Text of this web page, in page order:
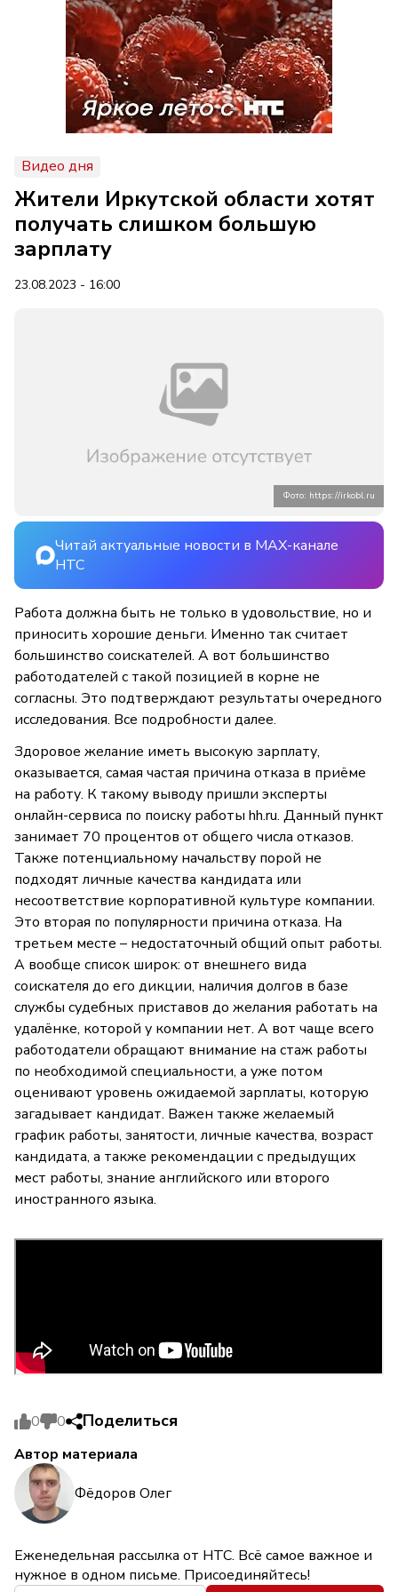
Видео дня
Жители Иркутской области хотят
получать слишком большую
зарплату
23.08.2023 - 16:00
Фото: https://irkobl.ru
Читай актуальные новости в MAX-канале
НТС
Работа должна быть не только в удовольствие, но и
приносить хорошие деньги. Именно так считает
большинство соискателей. А вот большинство
работодателей с такой позицией в корне не
согласны. Это подтверждают результаты очередного
исследования. Все подробности далее.
Здоровое желание иметь высокую зарплату,
оказывается, самая частая причина отказа в приёме
на работу. К такому выводу пришли эксперты
онлайн-сервиса по поиску работы hh.ru. Данный пункт
занимает 70 процентов от общего числа отказов.
Также потенциальному начальству порой не
подходят личные качества кандидата или
несоответствие корпоративной культуре компании.
Это вторая по популярности причина отказа. На
третьем месте – недостаточный общий опыт работы.
А вообще список широк: от внешнего вида
соискателя до его дикции, наличия долгов в базе
службы судебных приставов до желания работать на
удалёнке, которой у компании нет. А вот чаще всего
работодатели обращают внимание на стаж работы
по необходимой специальности, а уже потом
оценивают уровень ожидаемой зарплаты, которую
загадывает кандидат. Важен также желаемый
график работы, занятости, личные качества, возраст
кандидата, а также рекомендации с предыдущих
мест работы, знание английского или второго
иностранного языка.
0 0 Поделиться
Автор материала
Фёдоров Олег
Еженедельная рассылка от НТС. Всё самое важное и
нужное в одном письме. Присоединяйтесь!